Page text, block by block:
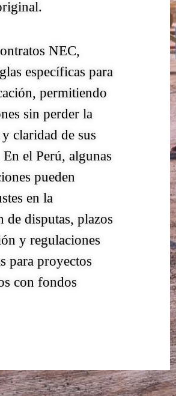
NEC,
específicas para
permitiendo
sin perder la
claridad de sus
En el Perú, algunas
pueden
en la
de disputas, plazos
y regulaciones
para proyectos
con fondos